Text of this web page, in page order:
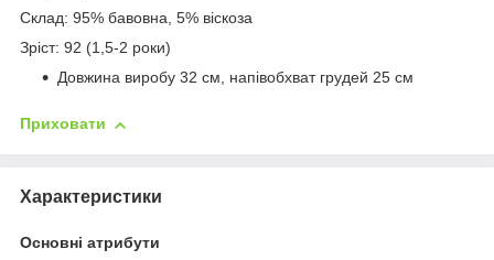
Склад: 95% бавовна, 5% віскоза
Зріст: 92 (1,5-2 роки)
Довжина виробу 32 см, напівобхват грудей 25 см
Приховати
Характеристики
Основні атрибути